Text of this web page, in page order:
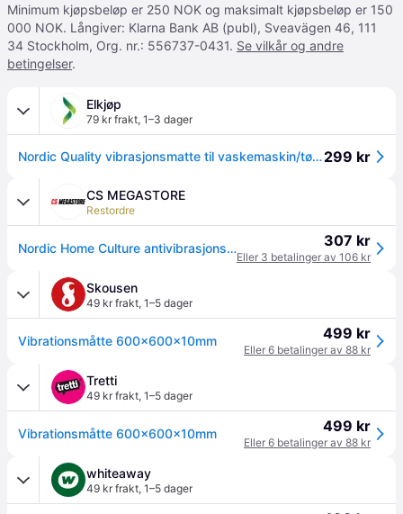
Minimum kjøpsbeløp er 250 NOK og maksimalt kjøpsbeløp er 150
000 NOK. Långiver: Klarna Bank AB (publ), Sveavägen 46, 111
34 Stockholm, Org. nr.: 556737-0431. Se vilkår og andre
betingelser.
Elkjøp
79 kr frakt, 1–3 dager
Nordic Quality vibrasjonsmatte til vaskemaskin/tørketrommel 352351299 kr
CS MEGASTORE
Restordre
Nordic Home Culture antivibrasjonsmatte Nordic Quality 600x600x10 mm / 352351 307 kr
Eller 3 betalinger av 106 kr
Skousen
49 kr frakt, 1–5 dager
Vibrationsmåtte 600x600x10mm 499 kr
Eller 6 betalinger av 88 kr
Tretti
49 kr frakt, 1–5 dager
Vibrationsmåtte 600x600x10mm 499 kr
Eller 6 betalinger av 88 kr
whiteaway
49 kr frakt, 1–5 dager